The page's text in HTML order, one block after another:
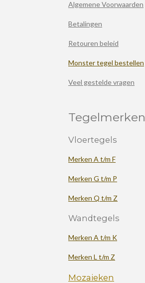
Algemene Voorwaarden
Betalingen
Retouren beleid
Monster tegel bestellen
Veel gestelde vragen
Tegelmerken
Vloertegels
Merken A t/m F
Merken G t/m P
Merken Q t/m Z
Wandtegels
Merken A t/m K
Merken L t/m Z
Mozaieken